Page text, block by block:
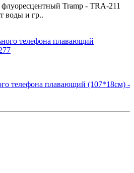
Tramp - TRA-211
воды и гр..
телефона плавающий (107*18см) -